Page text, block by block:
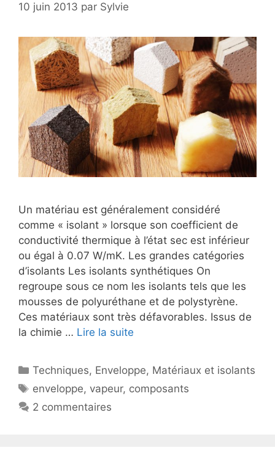
10 juin 2013 par Sylvie
Un matériau est généralement considéré
comme « isolant » lorsque son coefficient de
conductivité thermique à l’état sec est inférieur
ou égal à 0.07 W/mK. Les grandes catégories
d’isolants Les isolants synthétiques On
regroupe sous ce nom les isolants tels que les
mousses de polyuréthane et de polystyrène.
Ces matériaux sont très défavorables. Issus de
la chimie … Lire la suite
Catégories
Techniques, Enveloppe, Matériaux et isolants
Étiquettes
enveloppe, vapeur, composants
2 commentaires